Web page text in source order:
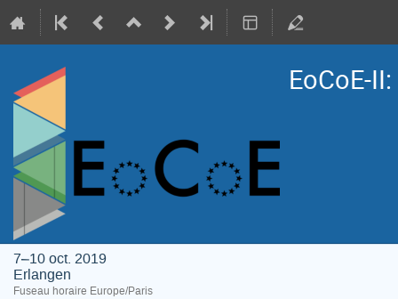
EoCoE-
7–10 oct. 2019
Erlangen
Fuseau horaire Europe/Paris